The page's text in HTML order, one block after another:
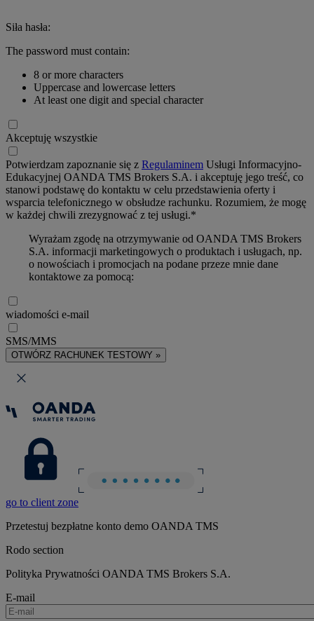
Siła hasła:
The password must contain:
8 or more characters
Uppercase and lowercase letters
At least one digit and special character
Akceptuję wszystkie
Potwierdzam zapoznanie się z Regulaminem Usługi Informacyjno-
Edukacyjnej OANDA TMS Brokers S.A. i akceptuję jego treść, co
stanowi podstawę do kontaktu w celu przedstawienia oferty i
wsparcia telefonicznego w obsłudze rachunku. Rozumiem, że mogę
w każdej chwili zrezygnować z tej usługi.*
Wyrażam zgodę na otrzymywanie od OANDA TMS Brokers
S.A. informacji marketingowych o produktach i usługach, np.
o nowościach i promocjach na podane przeze mnie dane
kontaktowe za pomocą:
wiadomości e-mail
SMS/MMS
OTWÓRZ RACHUNEK TESTOWY »
go to client zone
Przetestuj bezpłatne konto demo OANDA TMS
Rodo section
Polityka Prywatności OANDA TMS Brokers S.A.
E-mail